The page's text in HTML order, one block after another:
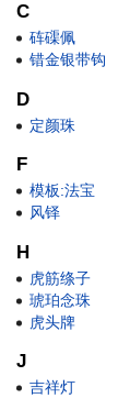
C
砗磲佩
错金银带钩
D
定颜珠
F
模板:法宝
风铎
H
虎筋绦子
琥珀念珠
虎头牌
J
吉祥灯